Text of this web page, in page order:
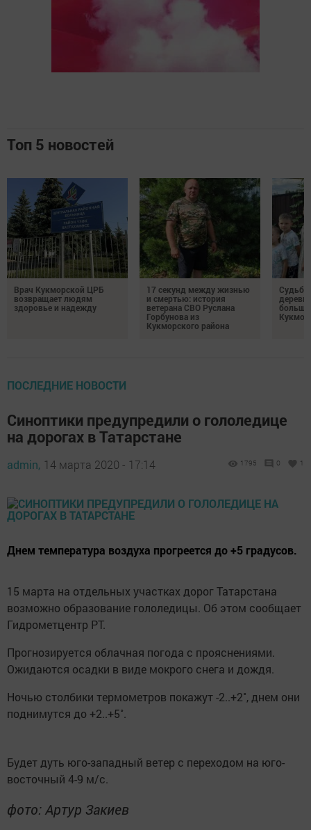
Топ 5 новостей
Врач Кукморской ЦРБ
возвращает людям
здоровье и надежду
17 секунд между жизнью
и смертью: история
ветерана СВО Руслана
Горбунова из
Кукморского района
Судьба
ПОСЛЕДНИЕ НОВОСТИ
Синоптики предупредили о гололедице
на дорогах в Татарстане
admin, 14 марта 2020 - 17:14 1795 0 1
Днем температура воздуха прогреется до +5 градусов.
15 марта на отдельных участках дорог Татарстана
возможно образование гололедицы. Об этом сообщает
Гидрометцентр РТ.
Прогнозируется облачная погода с прояснениями.
Ожидаются осадки в виде мокрого снега и дождя.
Ночью столбики термометров покажут -2..+2˚, днем они
поднимутся до +2..+5˚.
Будет дуть юго-западный ветер с переходом на юго-
восточный 4-9 м/с.
фото: Артур Закиев